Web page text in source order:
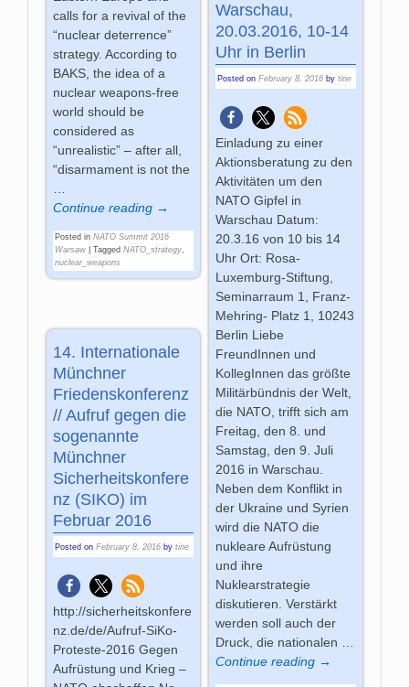
calls for a revival of the
“nuclear deterrence”
strategy. According to
BAKS, the idea of a
nuclear weapons-free
world should be
considered as
“unrealistic” – after all,
“disarmament is not the
Continue reading →
Posted in NATO Summit 2016
Warsaw |Tagged NATO_strategy
nuclear_weapons
Warschau,
20.03.2016, 10-14
Uhr in Berlin
Posted on February 8, 2016 by tine
Einladung zu einer
Aktionsberatung zu den
Aktivitäten um den
NATO Gipfel in
Warschau Datum:
20.3.16 von 10 bis 14
Uhr Ort: Rosa-
Luxemburg-Stiftung,
Seminarraum 1, Franz-
Mehring- Platz 1, 10243
Berlin Liebe
FreundInnen und
KollegInnen das größte
Militärbündnis der Welt,
die NATO, trifft sich am
Freitag, den 8. und
Samstag, den 9. Juli
2016 in Warschau.
Neben dem Konflikt in
der Ukraine und Syrien
wird die NATO die
nukleare Aufrüstung
und ihre
Nuklearstrategie
diskutieren. Verstärkt
werden soll auch der
Druck, die nationalen
Continue reading →
14. Internationale
Münchner
Friedenskonferenz
// Aufruf gegen die
sogenannte
Münchner
Sicherheitskonfere
nz (SIKO) im
Februar 2016
Posted onFebruary 8, 2016 bytine
http://sicherheitskonfere
nz.de/de/Aufruf-SiKo-
Proteste-2016 Gegen
Aufrüstung und Krieg –